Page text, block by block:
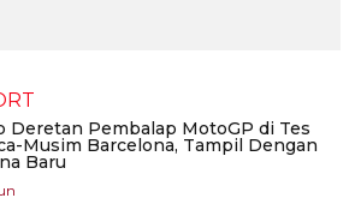
Deretan Pembalap MotoGP di Tes
Musim Barcelona, Tampil Dengan
Baru